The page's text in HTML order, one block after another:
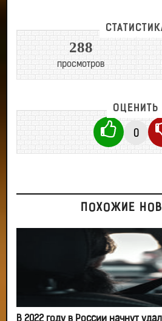
288
просмотров
ОЦЕНИТЬ
0
ПОХОЖИЕ